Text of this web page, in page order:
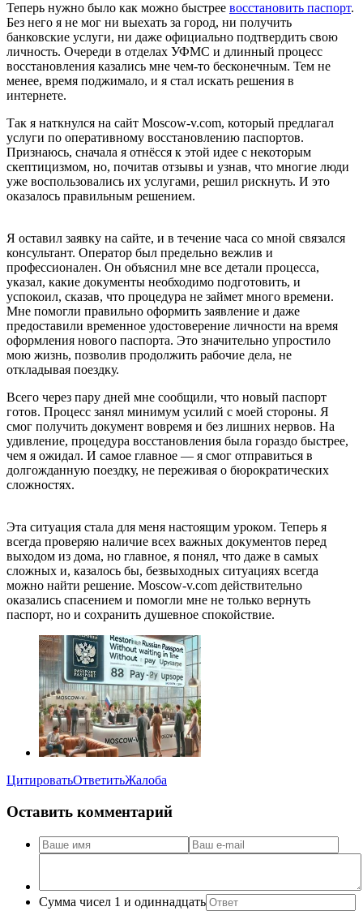
Теперь нужно было как можно быстрее восстановить паспорт.
Без него я не мог ни выехать за город, ни получить
банковские услуги, ни даже официально подтвердить свою
личность. Очереди в отделах УФМС и длинный процесс
восстановления казались мне чем-то бесконечным. Тем не
менее, время поджимало, и я стал искать решения в
интернете.
Так я наткнулся на сайт Moscow-v.com, который предлагал
услуги по оперативному восстановлению паспортов.
Признаюсь, сначала я отнёсся к этой идее с некоторым
скептицизмом, но, почитав отзывы и узнав, что многие люди
уже воспользовались их услугами, решил рискнуть. И это
оказалось правильным решением.
Я оставил заявку на сайте, и в течение часа со мной связался
консультант. Оператор был предельно вежлив и
профессионален. Он объяснил мне все детали процесса,
указал, какие документы необходимо подготовить, и
успокоил, сказав, что процедура не займет много времени.
Мне помогли правильно оформить заявление и даже
предоставили временное удостоверение личности на время
оформления нового паспорта. Это значительно упростило
мою жизнь, позволив продолжить рабочие дела, не
откладывая поездку.
Всего через пару дней мне сообщили, что новый паспорт
готов. Процесс занял минимум усилий с моей стороны. Я
смог получить документ вовремя и без лишних нервов. На
удивление, процедура восстановления была гораздо быстрее,
чем я ожидал. И самое главное — я смог отправиться в
долгожданную поездку, не переживая о бюрократических
сложностях.
Эта ситуация стала для меня настоящим уроком. Теперь я
всегда проверяю наличие всех важных документов перед
выходом из дома, но главное, я понял, что даже в самых
сложных и, казалось бы, безвыходных ситуациях всегда
можно найти решение. Moscow-v.com действительно
оказались спасением и помогли мне не только вернуть
паспорт, но и сохранить душевное спокойствие.
ЦитироватьОтветитьЖалоба
Оставить комментарий
Сумма чисел 1 и одиннадцать